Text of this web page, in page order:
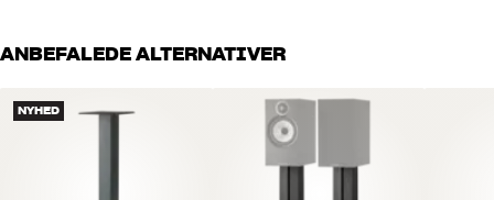
ANBEFALEDE ALTERNATIVER
NYHED